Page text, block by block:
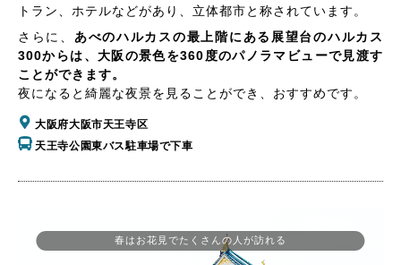
トラン、ホテルなどがあり、立体都市と称されています。
さらに、 あべのハルカスの最上階にある展望台のハルカス
300からは、大阪の景色を360度のパノラマビューで見渡す
ことができます。
夜になると綺麗な夜景を見ることができ、おすすめです。
大阪府大阪市天王寺区
天王寺公園東バス駐車場で下車
春はお花見でたくさんの人が訪れる